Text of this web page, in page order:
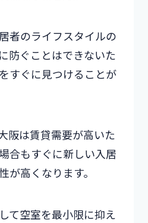
者のライフスタイルの
防ぐことはできないた
すぐに見つけることが
阪は賃貸需要が高いた
合もすぐに新しい入居
が高くなります。
て空室を最小限に抑え